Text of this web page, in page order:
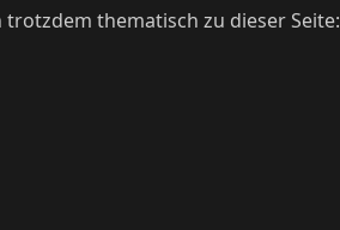
thematisch zu dieser Seite: